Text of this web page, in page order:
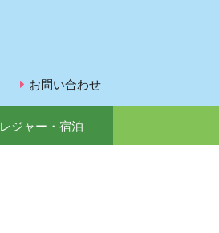
レジャー・宿泊
お問い合わせ